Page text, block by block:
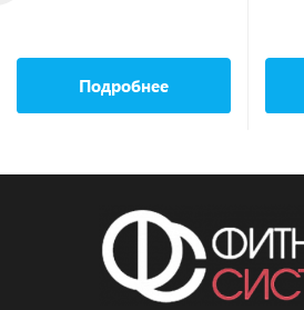
Подробнее